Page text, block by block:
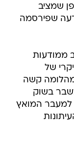
שמציב
שפירסמה
ממודעות
של
מהלומה קשה
בשוק
למעבר המואץ